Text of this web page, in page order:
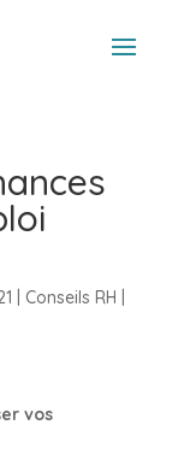
Conseils RH
vos